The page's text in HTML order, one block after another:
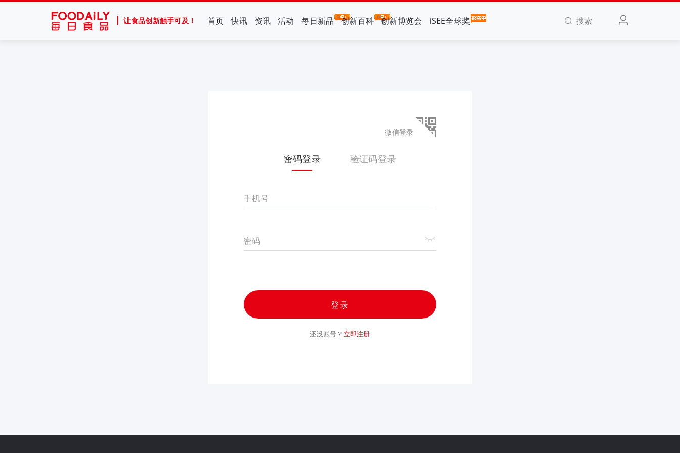
让食品创新触手可及！ 首页 快讯 资讯 活动 每日新品 创新百科 创新博览会 iSEE全球奖 搜索
微信登录
密码登录 验证码登录
手机号
密码
登录
还没账号？ 立即注册